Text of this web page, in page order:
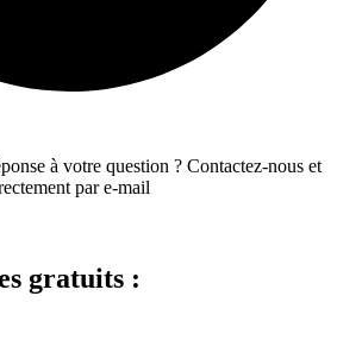
à votre question ? Contactez-nous et
par e-mail
gratuits :